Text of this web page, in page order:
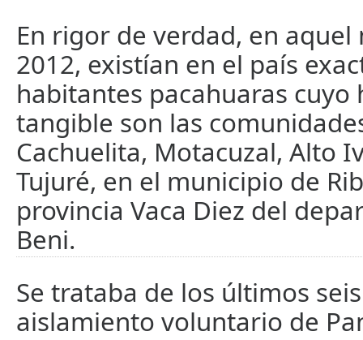
En rigor de verdad, en
2012, existían en el país
habitantes pacahuaras cuyo
tangible son las
Cachuelita, Motacuzal, Alto
Tujuré, en el municipio de
provincia Vaca Diez del
Beni.
Se trataba de los últimos
aislamiento voluntario de